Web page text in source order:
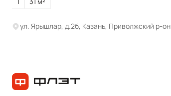
ул. Ярышлар, д.2б, Казань, Приволжский р-он